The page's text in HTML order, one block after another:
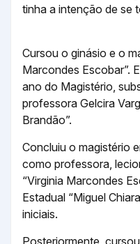
tinha a intenção de se
Cursou o ginásio e o
Marcondes Escobar”.
ano do Magistério,
professora Gelcira
Brandão”.
Concluiu o magistério
como professora,
“Virginia Marcondes
Estadual “Miguel
iniciais.
Posteriormente,